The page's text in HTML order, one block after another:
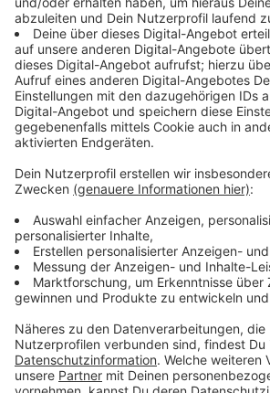
ganz besonders, dass unsere
der Weltkarte mitgemalt haben“,
Jörg Niehues.
Anzeige
Beim Gestalten von Quadratologos
mitmachen - egal ob alt oder jung,
oder unbegabt, mit oder ohne
Dabeisein und Teilhabe enorm
diese Aktion gerne für die Stiftung
machen“, erzählt Quadratologo-